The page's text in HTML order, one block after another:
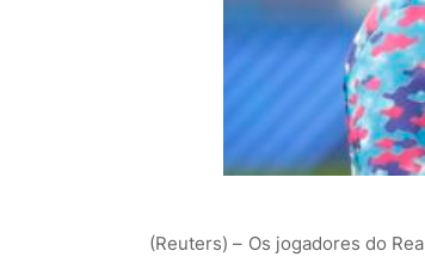
(Reuters) – Os jogadores do